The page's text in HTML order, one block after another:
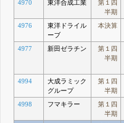
4970 東洋合成工業
第１四
半期
4976
東洋ドライル
ーブ
本決算
4977 新田ゼラチン
第１四
半期
4994
大成ラミック
グループ
第１四
半期
4998 フマキラー
第１四
半期